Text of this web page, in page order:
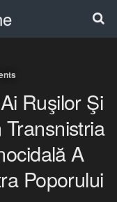
Ruşilor Şi
Transnistria
A
Poporului